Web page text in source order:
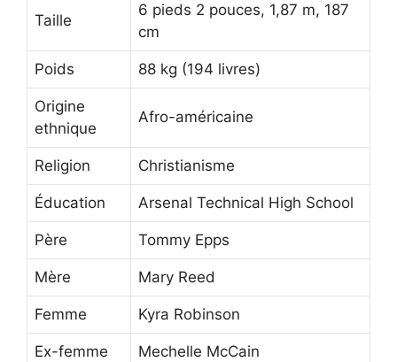
Taille
6 pieds 2 pouces, 1,87 m, 187
cm
Poids 88 kg (194 livres)
Origine
ethnique
Afro-américaine
Religion Christianisme
Éducation Arsenal Technical High School
Père Tommy Epps
Mère Mary Reed
Femme Kyra Robinson
Ex-femme Mechelle McCain